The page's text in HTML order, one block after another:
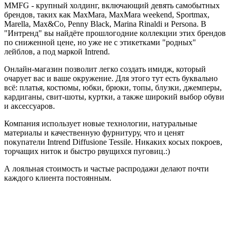
MMFG - крупный холдинг, включающий девять самобытных
брендов, таких как MaxMara, MaxMara weekend, Sportmax,
Marella, Max&Co, Penny Black, Marina Rinaldi и Persona. В
"Интренд" вы найдёте прошлогодние коллекции этих брендов
по сниженной цене, но уже не с этикетками "родных"
лейблов, а под маркой Intrend.
Онлайн-магазин позволит легко создать имидж, который
очарует вас и ваше окружение. Для этого тут есть буквально
всё: платья, костюмы, юбки, брюки, топы, блузки, джемперы,
кардиганы, свит-шоты, куртки, а также широкий выбор обуви
и аксессуаров.
Компания использует новые технологии, натуральные
материалы и качественную фурнитуру, что и ценят
покупатели Intrend Diffusione Tessile. Никаких косых покроев,
торчащих ниток и быстро рвущихся пуговиц.:)
А лояльная стоимость и частые распродажи делают почти
каждого клиента постоянным.